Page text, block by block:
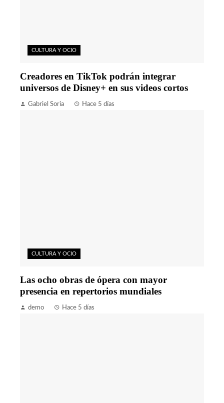
CULTURA Y OCIO
Creadores en TikTok podrán integrar
universos de Disney+ en sus videos cortos
Gabriel Soria Hace 5 días
CULTURA Y OCIO
Las ocho obras de ópera con mayor
presencia en repertorios mundiales
demo Hace 5 días